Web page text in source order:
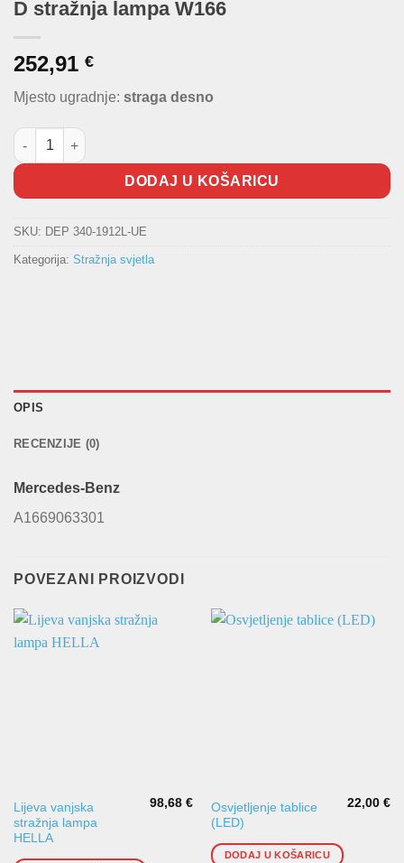
D stražnja lampa W166
252,91 €
Mjesto ugradnje: straga desno
D stražnja lampa W166 količina
DODAJ U KOŠARICU
SKU: DEP 340-1912L-UE
Kategorija: Stražnja svjetla
OPIS
RECENZIJE (0)
Mercedes-Benz
A1669063301
POVEZANI PROIZVODI
Lijeva vanjska
stražnja lampa
HELLA
98,68€
Osvjetljenje tablice
(LED)
22,00€
DODAJ U KOŠARICU